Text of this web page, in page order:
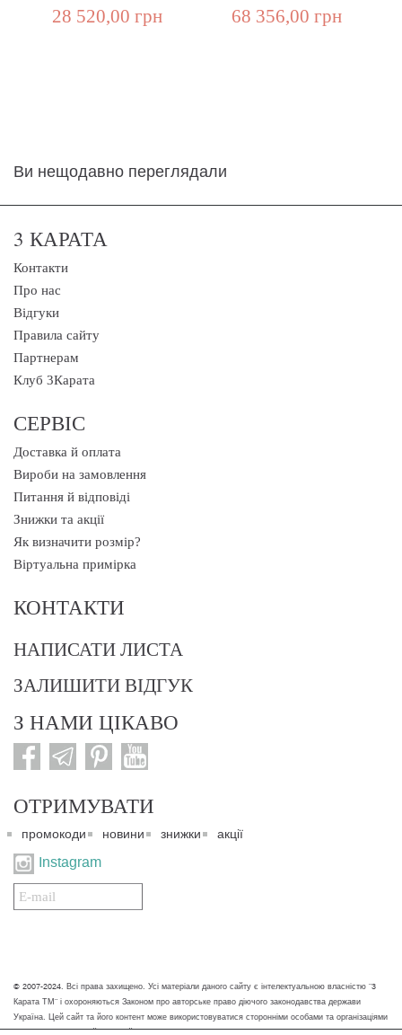
28 520,00 грн 68 356,00 грн
Ви нещодавно переглядали
3 КАРАТА
Контакти
Про нас
Відгуки
Правила сайту
Партнерам
Клуб 3Карата
СЕРВІС
Доставка й оплата
Вироби на замовлення
Питання й відповіді
Знижки та акції
Як визначити розмір?
Віртуальна примірка
КОНТАКТИ
НАПИСАТИ ЛИСТА
ЗАЛИШИТИ ВІДГУК
З НАМИ ЦІКАВО
ОТРИМУВАТИ
промокоди новини знижки акції
Instagram
Подписаться
на
© 2007-2024. Всі права захищено. Усі матеріали даного сайту є інтелектуальною власністю "3
Карата ТМ" і охороняються Законом про авторське право діючого законодавства держави
Україна. Цей сайт та його контент може використовуватися сторонніми особами та організаціями
тільки для некомерційних цілей. Будь-яке завантаження, копіювання, друк та інше використання